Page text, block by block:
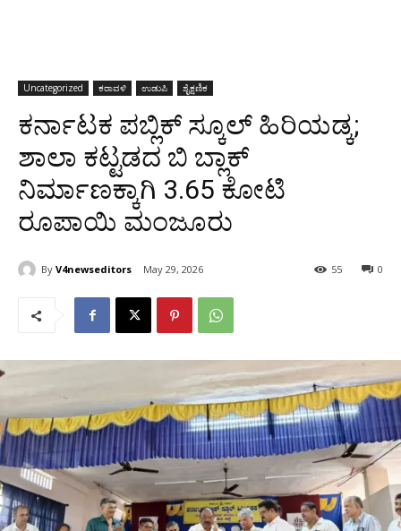
Uncategorized ಕರಾವಳಿ ಉಡುಪಿ ಶೈಕ್ಷಣಿಕ
ಕರ್ನಾಟಕ ಪಬ್ಲಿಕ್ ಸ್ಕೂಲ್ ಹಿರಿಯಡ್ಕ;
ಶಾಲಾ ಕಟ್ಟಡದ ಬಿ ಬ್ಲಾಕ್
ನಿರ್ಮಾಣಕ್ಕಾಗಿ 3.65 ಕೋಟಿ
ರೂಪಾಯಿ ಮಂಜೂರು
By V4newseditors May 29, 2026 0
55